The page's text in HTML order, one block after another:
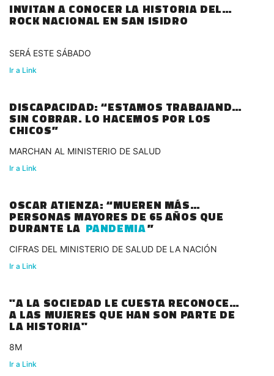
INVITAN A CONOCER LA HISTORIA DEL
ROCK NACIONAL EN SAN ISIDRO
SERÁ ESTE SÁBADO
Ir a Link
DISCAPACIDAD: “ESTAMOS TRABAJANDO
SIN COBRAR. LO HACEMOS POR LOS
CHICOS”
MARCHAN AL MINISTERIO DE SALUD
Ir a Link
OSCAR ATIENZA: “MUEREN MÁS
PERSONAS MAYORES DE 65 AÑOS QUE
DURANTE LA PANDEMIA”
CIFRAS DEL MINISTERIO DE SALUD DE LA NACIÓN
Ir a Link
"A LA SOCIEDAD LE CUESTA RECONOCER
A LAS MUJERES QUE HAN SON PARTE DE
LA HISTORIA"
8M
Ir a Link